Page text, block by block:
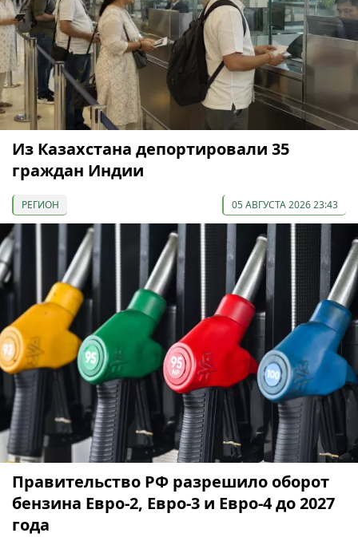
Из Казахстана депортировали 35
граждан Индии
РЕГИОН 05 АВГУСТА 2026 23:43
Правительство РФ разрешило оборот
бензина Евро-2, Евро-3 и Евро-4 до 2027
года